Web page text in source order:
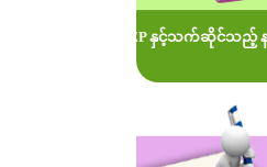
MOEP နှင့်သက်ဆိုင်သည့် န